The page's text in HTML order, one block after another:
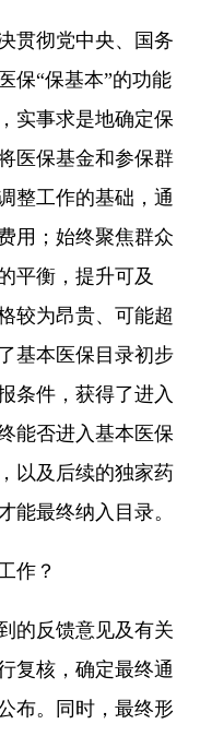
彻党中央、国务
保“保基本”的功能
实事求是地确定保
医保基金和参保群
整工作的基础，通
用；始终聚焦群众
平衡，提升可及
较为昂贵、可能超
基本医保目录初步
条件，获得了进入
能否进入基本医保
以及后续的独家药
能最终纳入目录。
作？
反馈意见及有关
复核，确定最终通
布。同时，最终形